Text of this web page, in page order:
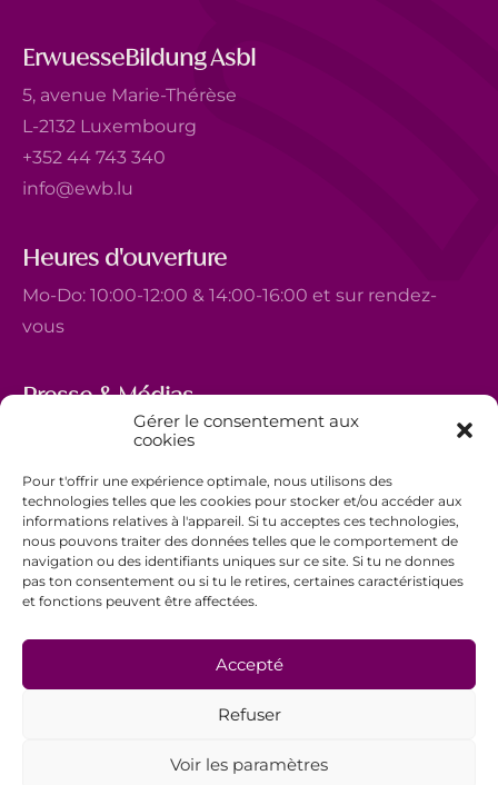
Gérer le consentement aux
cookies
Pour t'offrir une expérience optimale, nous utilisons des
technologies telles que les cookies pour stocker et/ou accéder aux
informations relatives à l'appareil. Si tu acceptes ces technologies,
nous pouvons traiter des données telles que le comportement de
navigation ou des identifiants uniques sur ce site. Si tu ne donnes
pas ton consentement ou si tu le retires, certaines caractéristiques
et fonctions peuvent être affectées.
Accepté
Refuser
Voir les paramètres
ErwuesseBildung Asbl
5, avenue Marie-Thérèse
L-2132 Luxembourg
+352 44 743 340
info@ewb.lu
Heures d'ouverture
Mo-Do: 10:00-12:00 & 14:00-16:00 et sur rendez-
vous
Presse & Médias
5, avenue Marie-Thérèse
+352 44 743 340
comm@ewb.lu
Faire un don
Politique de confidentialité
Mentions légales
Conditions générales de vente